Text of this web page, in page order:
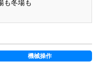
も冬場も
機械操作